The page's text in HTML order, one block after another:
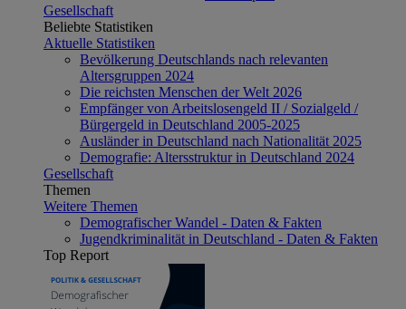
Gesellschaft
Beliebte Statistiken
Aktuelle Statistiken
Bevölkerung Deutschlands nach relevanten
Altersgruppen 2024
Die reichsten Menschen der Welt 2026
Empfänger von Arbeitslosengeld II / Sozialgeld /
Bürgergeld in Deutschland 2005-2025
Ausländer in Deutschland nach Nationalität 2025
Demografie: Altersstruktur in Deutschland 2024
Gesellschaft
Themen
Weitere Themen
Demografischer Wandel - Daten & Fakten
Jugendkriminalität in Deutschland - Daten & Fakten
Top Report